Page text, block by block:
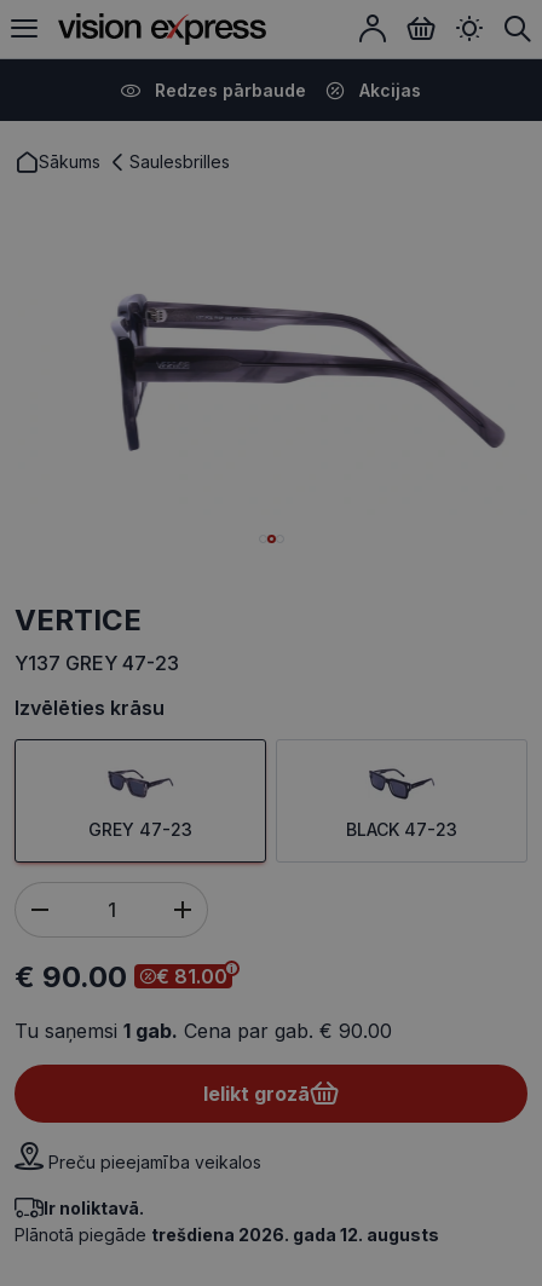
Redzes pārbaude Akcijas
Sākums Saulesbrilles
VERTICE
Y137 GREY 47-23
Izvēlēties krāsu
GREY 47-23 BLACK 47-23
€ 90.00 € 81.00
Tu saņemsi 1 gab. Cena par gab. € 90.00
Ielikt grozā
Preču pieejamība veikalos
Ir noliktavā.
Plānotā piegāde trešdiena 2026. gada 12. augusts